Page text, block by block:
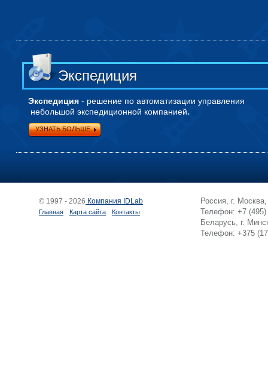
Экспедиция
Экспедиция - решение по автоматизации управления
небольшой экспедиционной компанией.
УЗНАТЬ БОЛЬШЕ
© 1997 - 2026 Компания IDLab
Главная Карта сайта Контакты
Россия, г.
Телефон: +7 (495)
Беларусь, г.
Телефон: +375